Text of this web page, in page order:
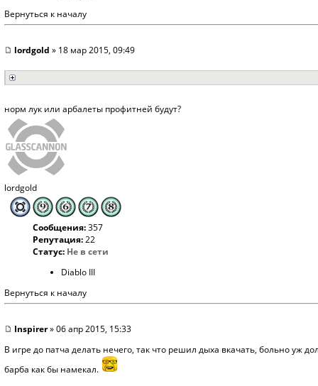
Вернуться к началу
lordgold » 18 мар 2015, 09:49
норм лук или арбалеты профитней будут?
lordgold
Сообщения:357
Репутация:22
Статус: Не в сети
Diablo III
Вернуться к началу
Inspirer» 06 апр 2015, 15:33
В игре до патча делать нечего, так что решил дыха вкачать, больно уж
барба как бы намекал.